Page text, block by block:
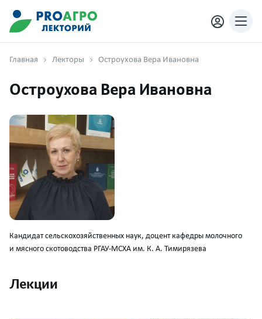
Главная Лекторы Остроухова Вера Ивановна
Остроухова Вера Ивановна
Кандидат сельскохозяйственных наук, доцент кафедры молочного
и мясного скотоводства РГАУ-МСХА им. К. А. Тимирязева
Лекции